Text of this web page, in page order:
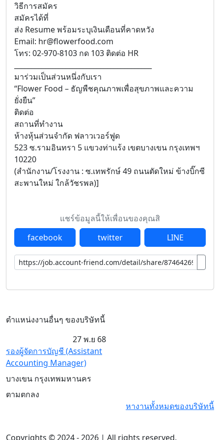
วิธีการสมัคร
สมัครได้ที่
ส่ง Resume พร้อมระบุเงินเดือนที่คาดหวัง
Email: hr@flowerfood.com
โทร: 02-970-8103 กด 103 ติดต่อ HR
มาร่วมเป็นส่วนหนึ่งกับเรา
“Flower Food – ธัญพืชคุณภาพเพื่อสุขภาพและความ
ยั่งยืน”
ติดต่อ
สถานที่ทำงาน
ห้างหุ้นส่วนจำกัด ฟลาวเวอร์ฟูด
523 ซ.รามอินทรา 5 แขวงท่าแร้ง เขตบางเขน กรุงเทพฯ
10220
(สำนักงาน/โรงงาน : ซ.เทพรักษ์ 49 ถนนตัดใหม่ ข้างบิ๊กซี
สะพานใหม่ ใกล้วัชรพล)]
แชร์ข้อมูลนี้ให้เพื่อนของคุณสิ
facebook
twitter LINE
ตำแหน่งงานอื่นๆ ของบริษัทนี้
27 พ.ย 68
รองผู้จัดการบัญชี (Assistant
Accounting Manager)
บางเขน กรุงเทพมหานคร
ตามตกลง
หางานทั้งหมดของบริษัทนี้
Copyrights © 2024 - 2026 | All rights reserved.